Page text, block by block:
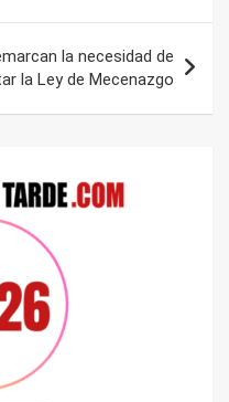
la necesidad de
la Ley de Mecenazgo